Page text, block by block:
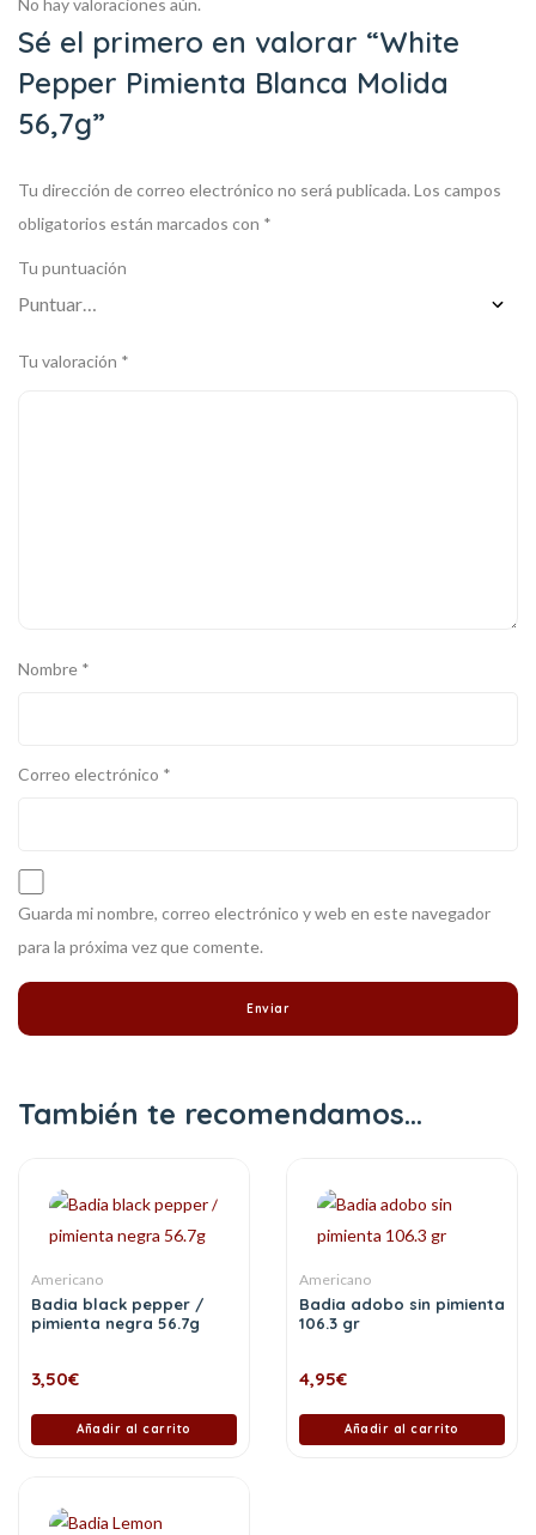
No hay valoraciones aún.
Sé el primero en valorar “White
Pepper Pimienta Blanca Molida
56,7g”
Tu dirección de correo electrónico no será publicada. Los campos
obligatorios están marcados con *
Tu puntuación
Tu valoración *
Nombre *
Correo electrónico *
Guarda mi nombre, correo electrónico y web en este navegador
para la próxima vez que comente.
También te recomendamos…
Americano
Badia black pepper /
pimienta negra 56.7g
3,50€
Añadir al carrito
Americano
Badia adobo sin pimienta
106.3 gr
4,95€
Añadir al carrito